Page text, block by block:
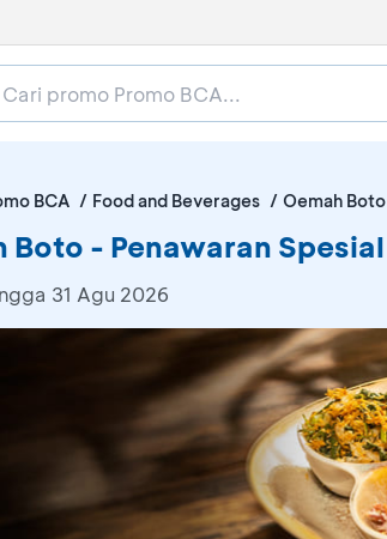
BCA Food and Beverages Oemah Boto
Boto - Penawaran Spesial
31 Agu 2026